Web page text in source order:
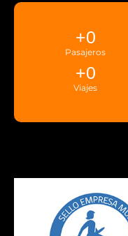
Pasajeros
+0
Viajes
+0